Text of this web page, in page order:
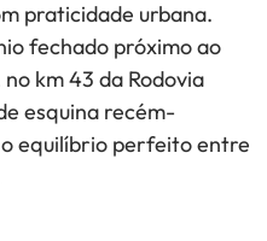
praticidade urbana.
fechado próximo ao
km 43 da Rodovia
esquina recém-
o equilíbrio perfeito entre